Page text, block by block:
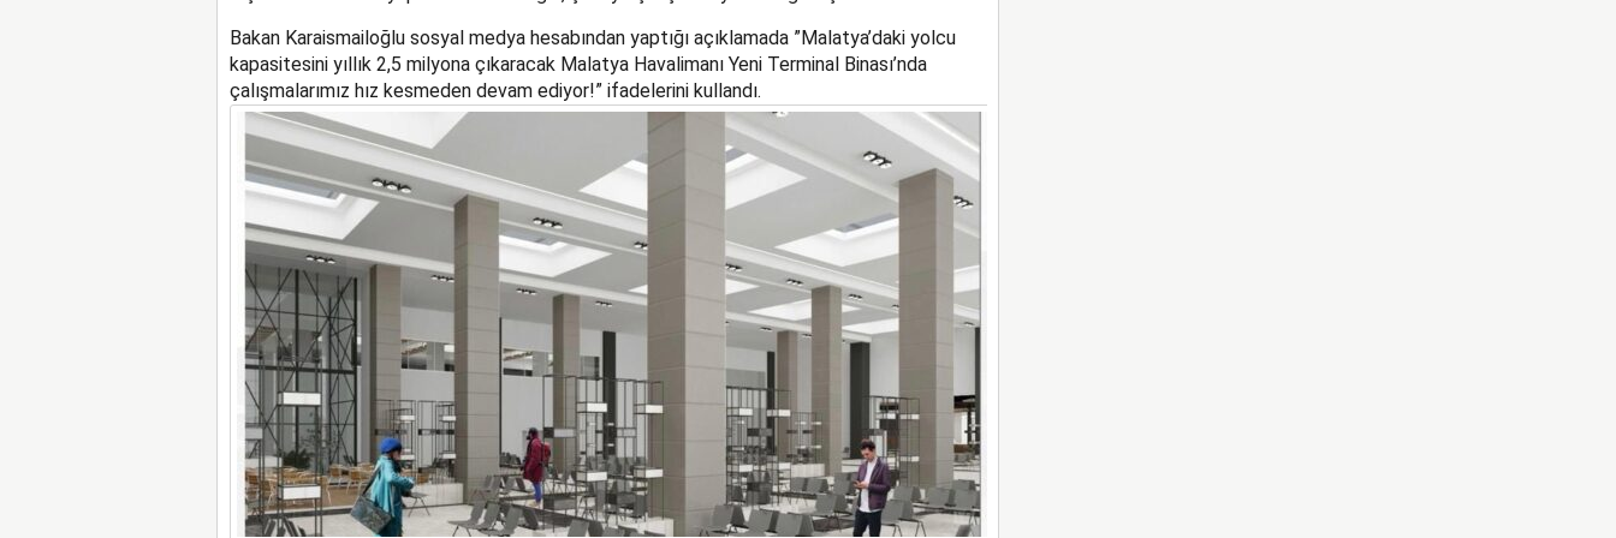
Bakan Karaismailoğlu sosyal medya hesabından yaptığı açıklamada ”Malatya’daki yolcu
kapasitesini yıllık 2,5 milyona çıkaracak Malatya Havalimanı Yeni Terminal Binası’nda
çalışmalarımız hız kesmeden devam ediyor!” ifadelerini kullandı.